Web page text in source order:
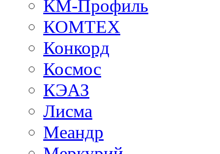
КМ-Профиль
КОМТЕХ
Конкорд
Космос
КЭАЗ
Лисма
Меандр